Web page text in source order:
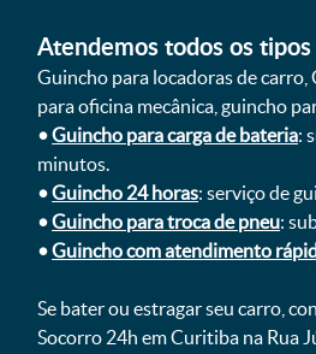
Atendemos todos os
Guincho para locadoras de carro,
para oficina mecânica, guincho
•Guincho para carga de bateria:
minutos.
•Guincho 24 horas: serviço de
•Guincho para troca de pneu:
•Guincho com atendimento
Se bater ou estragar seu carro,
Socorro 24h em Curitiba na Rua